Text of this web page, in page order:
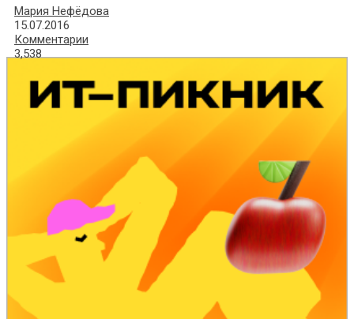
Мария Нефёдова
15.07.2016
Комментарии
3,538